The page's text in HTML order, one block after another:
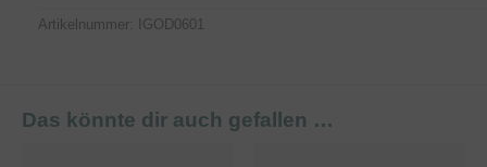
Artikelnummer: IGOD0601
Das könnte dir auch gefallen …